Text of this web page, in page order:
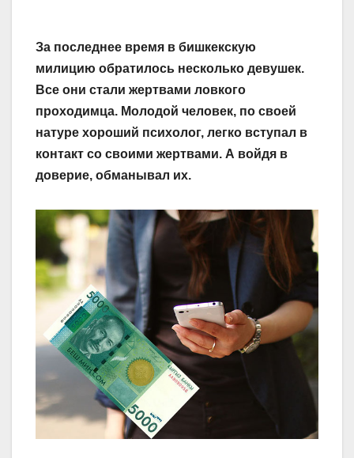
За последнее время в бишкекскую
милицию обратилось несколько девушек.
Все они стали жертвами ловкого
проходимца. Молодой человек, по своей
натуре хороший психолог, легко вступал в
контакт со своими жертвами. А войдя в
доверие, обманывал их.